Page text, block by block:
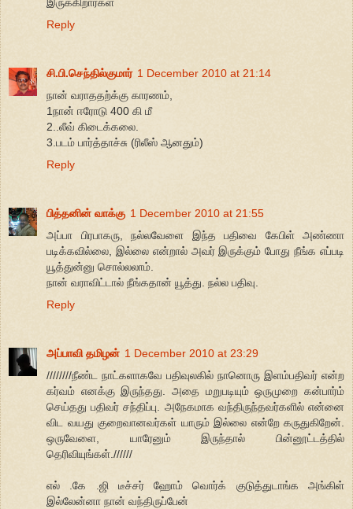
இருக்கிறார்கள்
Reply
சி.பி.செந்தில்குமார் 1 December 2010 at 21:14
நான் வராததற்க்கு காரணம்,
1நான் ஈரோடு 400 கி மீ
2..லீவ் கிடைக்கலை.
3.படம் பார்த்தாச்சு (ரிலீஸ் ஆனதும்)
Reply
பித்தனின் வாக்கு 1 December 2010 at 21:55
அப்பா பிரபாகரு, நல்லவேளை இந்த பதிவை கேபிள் அண்ணா
படிக்கவில்லை, இல்லை என்றால் அவர் இருக்கும் போது நீங்க எப்படி
யூத்துன்னு சொல்லலாம்.
நான் வராவிட்டால் நீங்கதான் யூத்து. நல்ல பதிவு.
Reply
அப்பாவி தமிழன் 1 December 2010 at 23:29
////////நீண்ட நாட்களாகவே பதிவுலகில் நானொரு இளம்பதிவர் என்ற
கர்வம் எனக்கு இருந்தது. அதை மறுபடியும் ஒருமுறை கன்பார்ம்
செய்தது பதிவர் சந்திப்பு. அநேகமாக வந்திருந்தவர்களில் என்னை
விட வயது குறைவானவர்கள் யாரும் இல்லை என்றே கருதுகிறேன்.
ஒருவேளை, யாரேனும் இருந்தால் பின்னூட்டத்தில்
தெரிவியுங்கள்.//////
எல் .கே .ஜி டீச்சர் ஹோம் வொர்க் குடுத்துடாங்க அங்கிள்
இல்லேன்னா நான் வந்திருப்பேன்